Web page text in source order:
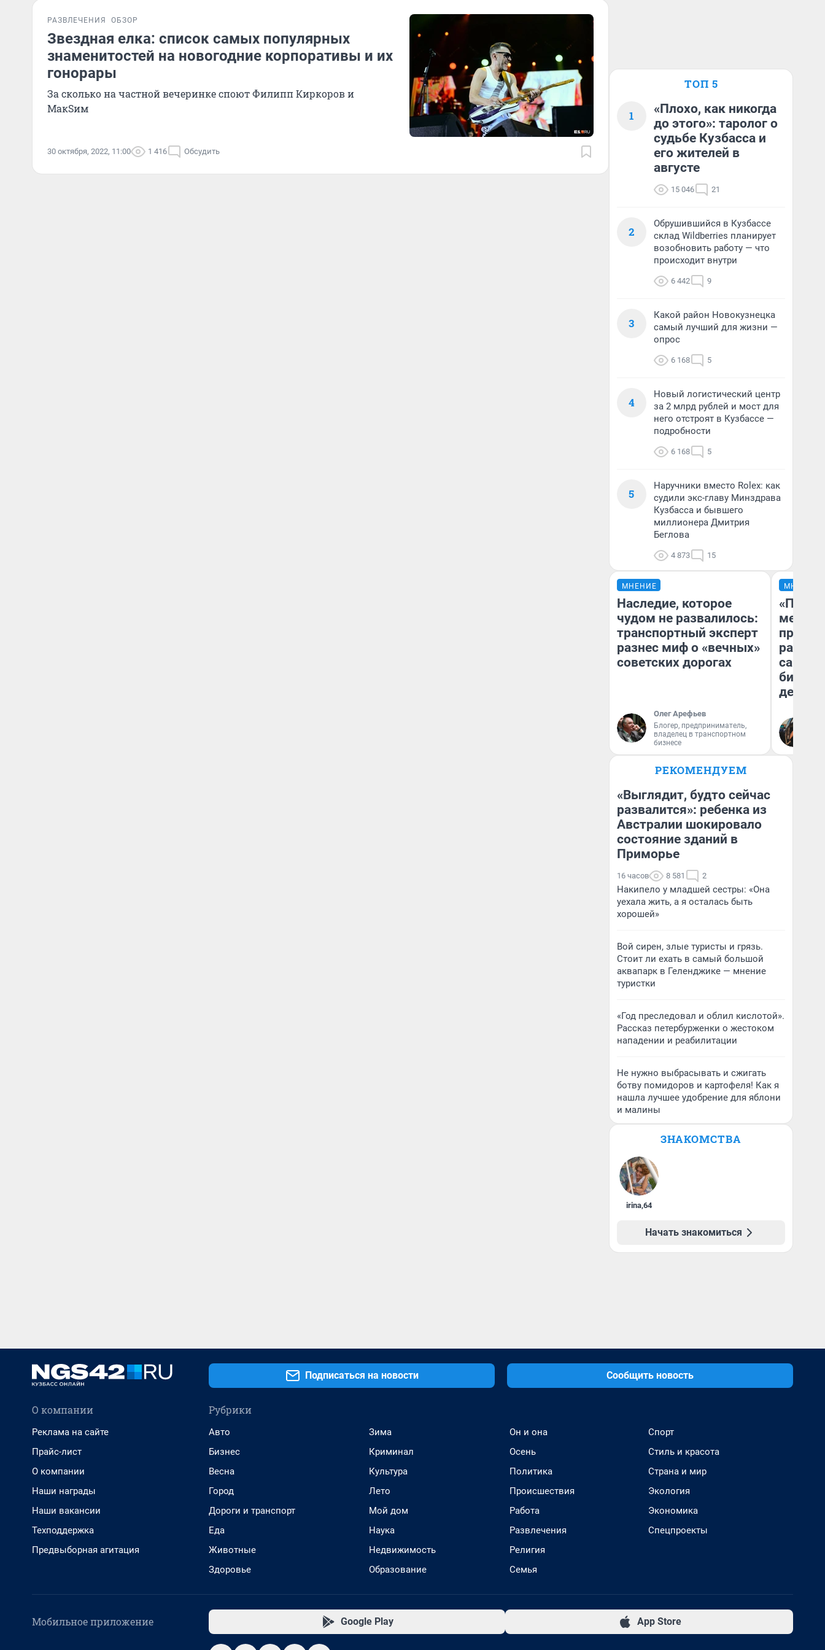
РАЗВЛЕЧЕНИЯ ОБЗОР
Звездная елка: список самых популярных
знаменитостей на новогодние корпоративы и их
гонорары
За сколько на частной вечеринке споют Филипп Киркоров и
МакSим
30 октября, 2022, 11:00 1 416 Обсудить
ТОП 5
1
«Плохо, как никогда
до этого»: таролог о
судьбе Кузбасса и
его жителей в
августе
15 046 21
2
Обрушившийся в Кузбассе
склад Wildberries планирует
возобновить работу — что
происходит внутри
6 442 9
3
Какой район Новокузнецка
самый лучший для жизни —
опрос
6 168 5
4
Новый логистический центр
за 2 млрд рублей и мост для
него отстроят в Кузбассе —
подробности
6 168 5
5
Наручники вместо Rolex: как
судили экс-главу Минздрава
Кузбасса и бывшего
миллионера Дмитрия
Беглова
4 873 15
МНЕНИЕ
Наследие, которое
чудом не развалилось:
транспортный эксперт
разнес миф о «вечных»
советских дорогах
Олег Арефьев
Блогер, предприниматель,
владелец в транспортном
бизнесе
МНЕНИЕ
самом
РЕКОМЕНДУЕМ
«Выглядит, будто сейчас
развалится»: ребенка из
Австралии шокировало
состояние зданий в
Приморье
16 часов 8 581 2
Накипело у младшей сестры: «Она
уехала жить, а я осталась быть
хорошей»
Вой сирен, злые туристы и грязь.
Стоит ли ехать в самый большой
аквапарк в Геленджике — мнение
туристки
«Год преследовал и облил кислотой».
Рассказ петербурженки о жестоком
нападении и реабилитации
Не нужно выбрасывать и сжигать
ботву помидоров и картофеля! Как я
нашла лучшее удобрение для яблони
и малины
ЗНАКОМСТВА
irina,64
Начать знакомиться
Подписаться на новости Сообщить новость
О компании
Реклама на сайте
Прайс-лист
О компании
Наши награды
Наши вакансии
Техподдержка
Предвыборная агитация
Рубрики
Авто
Бизнес
Весна
Город
Дороги и транспорт
Еда
Животные
Здоровье
Зима
Криминал
Культура
Лето
Мой дом
Наука
Недвижимость
Образование
Он и она
Осень
Политика
Происшествия
Работа
Развлечения
Религия
Семья
Спорт
Стиль и красота
Страна и мир
Экология
Экономика
Спецпроекты
Мобильное приложение Google Play App Store